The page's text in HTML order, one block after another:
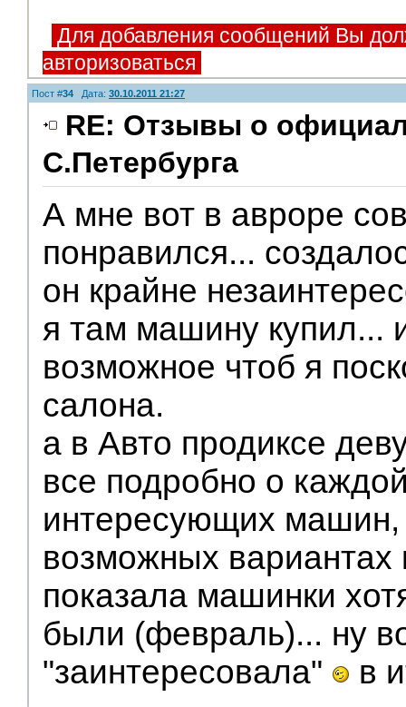
Для добавления сообщений Вы
авторизоваться
Пост #34 Дата: 30.10.2011 21:27
RE: Отзывы о
С.Петербурга
А мне вот в авроре
понравился...
он крайне
я там машину купил...
возможное чтоб я
салона.
а в Авто продиксе
все подробно о
интересующих машин,
возможных вариантах
показала машинки
были (февраль)... ну
"заинтересовала"
в